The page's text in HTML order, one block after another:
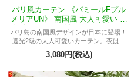
バリ風カーテン 《パミールFプル
メリアUN》 南国風 大人可愛い 遮
光2級 バランス付きフラット アイ
ボリー色 サイアムチューリップ柄
バリ島の南国風デザインが日本に登場！
遮光2級の大人可愛いカーテン。夜は快
眠、昼は陽光を。間仕切りにもオスス
メ。
3,080円(税込)